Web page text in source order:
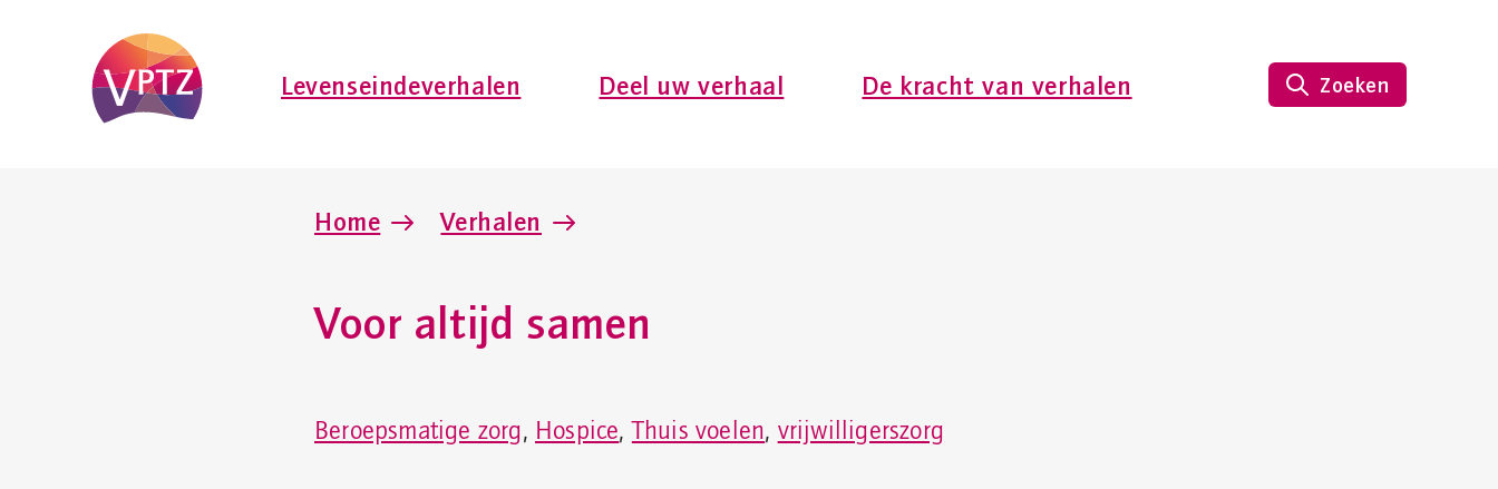
Levenseindeverhalen Deel uw verhaal De kracht van verhalen Zoeken
Home Verhalen
Voor altijd samen
Beroepsmatige zorg, Hospice,Thuis voelen, vrijwilligerszorg